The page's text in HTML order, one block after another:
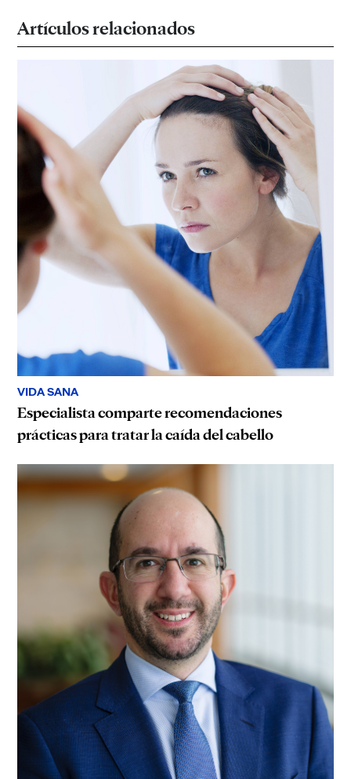
Artículos relacionados
VIDA SANA
Especialista comparte recomendaciones
prácticas para tratar la caída del cabello